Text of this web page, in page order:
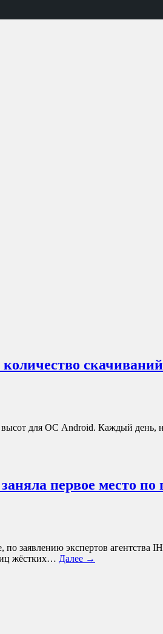
для ОС Android. Каждый день,
первое место
заявлению экспертов агентства
жёстких… Далее →